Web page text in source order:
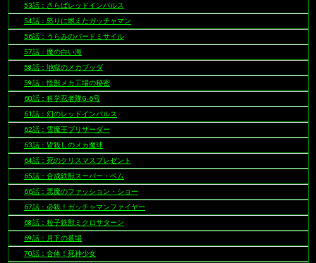
53話：さらばレッドインパルス
54話：怒りに燃えたガッチャマン
56話：うらみのバードミサイル
57話：魔の白い海
58話：地獄のメカブッダ
59話：怪獣メカ工場の秘密
60話：科学忍者隊G-6号
61話：幻のレッドインパルス
62話：雪魔王ブリザーダー
63話：皆殺しのメカ魔球
64話：死のクリスマスプレゼント
65話：合成鉄獣スーパー・ベム
66話：悪魔のファッション・ショー
67話：必殺！ガッチャマンファイヤー
68話：粒子鉄獣ミクロサターン
69話：月下の墓場
70話：合体！死神少女